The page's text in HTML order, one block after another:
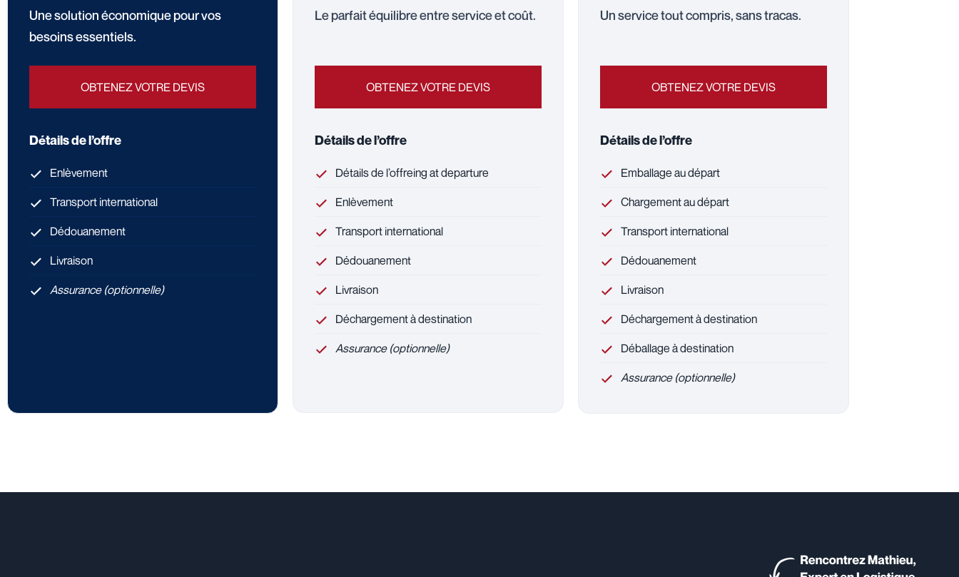
Une solution économique pour vos
besoins essentiels.
OBTENEZ VOTRE DEVIS
Détails de l’offre
Enlèvement
Transport international
Dédouanement
Livraison
Assurance (optionnelle)
Le parfait équilibre entre service et coût.
OBTENEZ VOTRE DEVIS
Détails de l’offre
Détails de l’offreing at departure
Enlèvement
Transport international
Dédouanement
Livraison
Déchargement à destination
Assurance (optionnelle)
Un service tout compris, sans tracas.
OBTENEZ VOTRE DEVIS
Détails de l’offre
Emballage au départ
Chargement au départ
Transport international
Dédouanement
Livraison
Déchargement à destination
Déballage à destination
Assurance (optionnelle)